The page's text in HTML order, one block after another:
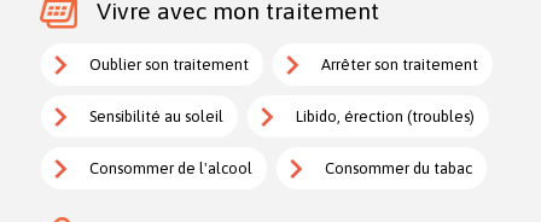
Vivre avec mon traitement
Oublier son traitement Arrêter son traitement
Sensibilité au soleil Libido, érection (troubles)
Consommer de l'alcool Consommer du tabac